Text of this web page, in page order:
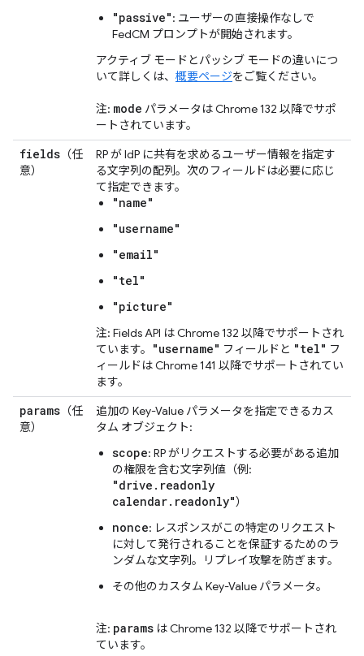
"passive": ユーザーの直接操作なしで
FedCM プロンプトが開始されます。
アクティブ モードとパッシブ モードの違いにつ
いて詳しくは、 概要ページをご覧ください。
注: mode パラメータは Chrome 132 以降でサポ
ートされています。
fields （任
意）
RP が IdP に共有を求めるユーザー情報を指定す
る文字列の配列。次のフィールドは必要に応じ
て指定できます。
"name"
"username"
"email"
"tel"
"picture"
注: Fields API は Chrome 132 以降でサポートされ
ています。
"username" フィールドと "tel" フ
ィールドは Chrome 141 以降でサポートされてい
ます。
params （任
意）
追加の Key-Value パラメータを指定できるカス
タム オブジェクト:
scope: RP がリクエストする必要がある追加
の権限を含む文字列値（例:
"drive.readonly
calendar.readonly"）
nonce: レスポンスがこの特定のリクエスト
に対して発行されることを保証するためのラ
ンダムな文字列。リプレイ攻撃を防ぎます。
その他のカスタム Key-Value パラメータ。
注: params は Chrome 132 以降でサポートされ
ています。